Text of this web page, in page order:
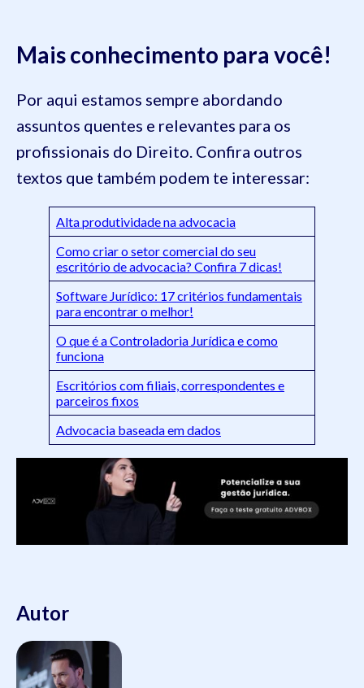
Mais conhecimento para você!
Por aqui estamos sempre abordando
assuntos quentes e relevantes para os
profissionais do Direito. Confira outros
textos que também podem te interessar:
Alta produtividade na advocacia
Como criar o setor comercial do seu
escritório de advocacia? Confira 7 dicas!
Software Jurídico: 17 critérios fundamentais
para encontrar o melhor!
O que é a Controladoria Jurídica e como
funciona
Escritórios com filiais, correspondentes e
parceiros fixos
Advocacia baseada em dados
Autor